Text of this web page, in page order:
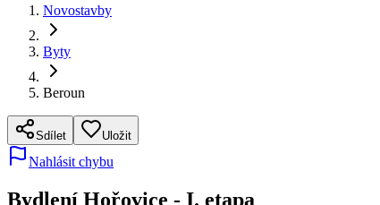
Novostavby
Byty
Beroun
Sdílet Uložit
Nahlásit chybu
Bydlení Hořovice - I. etapa